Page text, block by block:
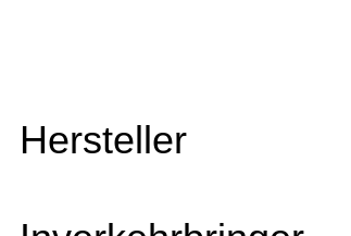
Hersteller